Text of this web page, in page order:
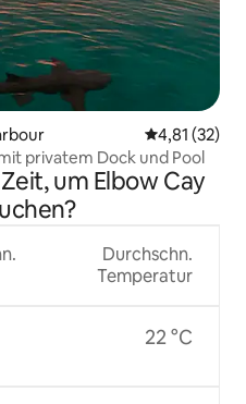
4,81 (32)
privatem Dock und Pool
um Elbow Cay
Durchschn.
Temperatur
22 °C